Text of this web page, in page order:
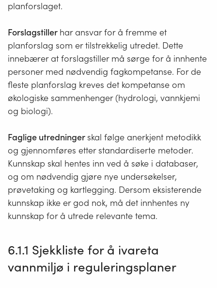
planforslaget.
Forslagstiller har ansvar for å fremme et
planforslag som er tilstrekkelig utredet. Dette
innebærer at forslagstiller må sørge for å innhente
personer med nødvendig fagkompetanse. For de
fleste planforslag kreves det kompetanse om
økologiske sammenhenger (hydrologi, vannkjemi
og biologi).
Faglige utredninger skal følge anerkjent metodikk
og gjennomføres etter standardiserte metoder.
Kunnskap skal hentes inn ved å søke i databaser,
og om nødvendig gjøre nye undersøkelser,
prøvetaking og kartlegging. Dersom eksisterende
kunnskap ikke er god nok, må det innhentes ny
kunnskap for å utrede relevante tema.
6.1.1 Sjekkliste for å ivareta
vannmiljø i reguleringsplaner